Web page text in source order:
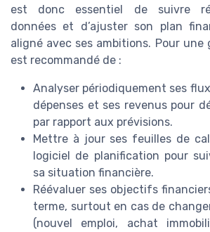
est donc essentiel de suivre
données et d’ajuster son plan
aligné avec ses ambitions. Pour une
est recommandé de :
Analyser périodiquement ses
dépenses et ses revenus pour
par rapport aux prévisions.
Mettre à jour ses feuilles de
logiciel de planification pour
sa situation financière.
Réévaluer ses objectifs
terme, surtout en cas de
(nouvel emploi, achat